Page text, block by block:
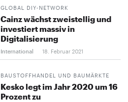
GLOBAL DIY-NETWORK
Cainz wächst zweistellig und
investiert massiv in
Digitalisierung
International 18. Februar 2021
BAUSTOFFHANDEL UND BAUMÄRKTE
Kesko legt im Jahr 2020 um 16
Prozent zu